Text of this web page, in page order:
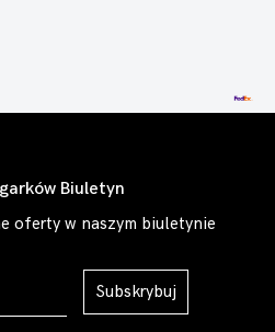
Biuletyn
oferty w naszym biuletynie
Subskrybuj